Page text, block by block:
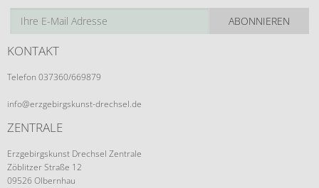
ABONNIEREN
KONTAKT
Telefon 037360/669879
info@erzgebirgskunst-drechsel.de
ZENTRALE
Erzgebirgskunst Drechsel Zentrale
Zöblitzer Straße 12
09526 Olbernhau